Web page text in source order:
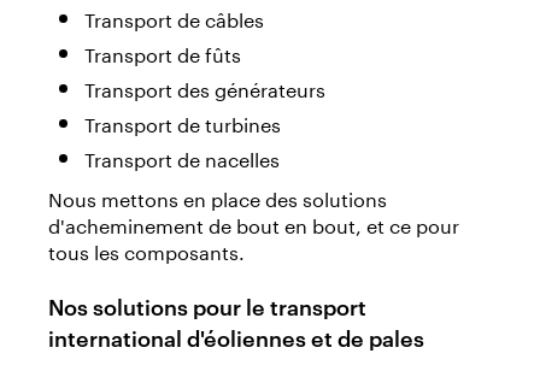
Transport de câbles
Transport de fûts
Transport des générateurs
Transport de turbines
Transport de nacelles
Nous mettons en place des solutions
d'acheminement de bout en bout, et ce pour
tous les composants.
Nos solutions pour le transport
international d'éoliennes et de pales